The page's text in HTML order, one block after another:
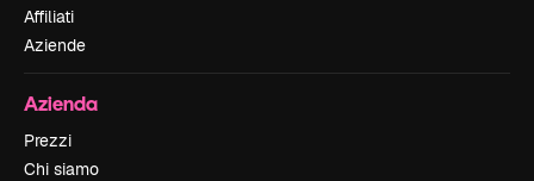
Affiliati
Aziende
Azienda
Prezzi
Chi siamo